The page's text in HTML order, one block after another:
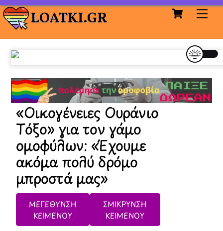
Skip
to
content
Cart
«Οικογένειες Ουράνιο
Τόξο» για τον γάμο
ομοφύλων: «Έχουμε
ακόμα πολύ δρόμο
μπροστά μας»
ΜΕΓΕΘΥΝΣΗ
ΚΕΙΜΕΝΟΥ
ΣΜΙΚΡΥΝΣΗ
ΚΕΙΜΕΝΟΥ